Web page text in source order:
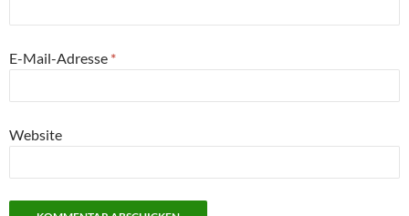
E-Mail-Adresse *
Website